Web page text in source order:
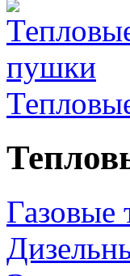
Газовые